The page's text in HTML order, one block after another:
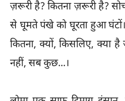
ज़रूरी है? कितना ज़रूरी है?
से घूमते पंखे को घूरता हुआ
कितना, क्यों, किसलिए, क्या
नहीं, सब कुछ...।